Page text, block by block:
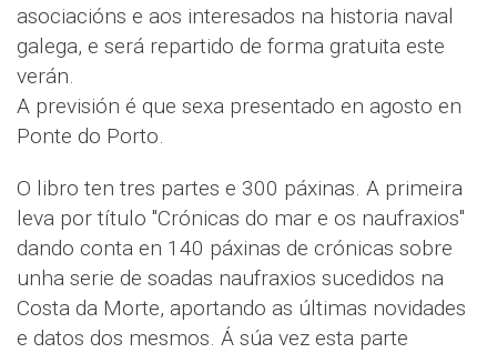
asociacións e aos interesados na historia naval
galega, e será repartido de forma gratuita este
verán.
A previsión é que sexa presentado en agosto en
Ponte do Porto.
O libro ten tres partes e 300 páxinas. A primeira
leva por título "Crónicas do mar e os naufraxios"
dando conta en 140 páxinas de crónicas sobre
unha serie de soadas naufraxios sucedidos na
Costa da Morte, aportando as últimas novidades
e datos dos mesmos. Á súa vez esta parte